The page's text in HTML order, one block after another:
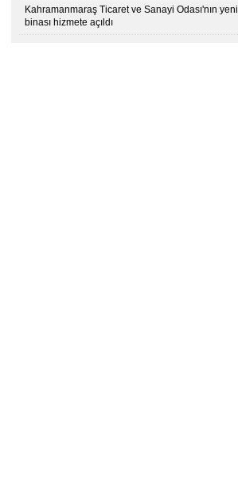
Kahramanmaraş Ticaret ve Sanayi Odası'nın yeni
binası hizmete açıldı